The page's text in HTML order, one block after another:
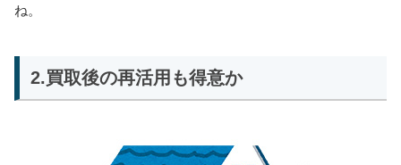
ね。
2.買取後の再活用も得意か